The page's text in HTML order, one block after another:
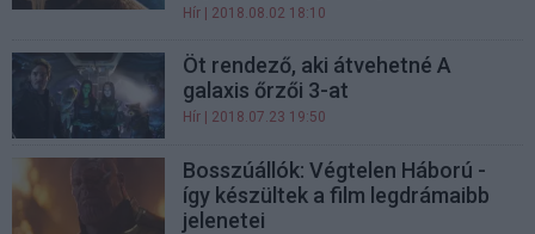
Hír | 2018.08.02 18:10
Öt rendező, aki átvehetné A
galaxis őrzői 3-at
Hír | 2018.07.23 19:50
Bosszúállók: Végtelen Háború -
így készültek a film legdrámaibb
jelenetei